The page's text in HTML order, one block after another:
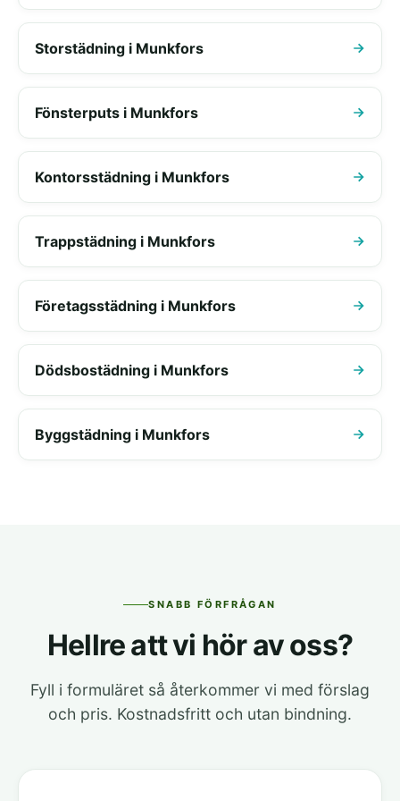
Storstädning i Munkfors
Fönsterputs i Munkfors
Kontorsstädning i Munkfors
Trappstädning i Munkfors
Företagsstädning i Munkfors
Dödsbostädning i Munkfors
Byggstädning i Munkfors
SNABB FÖRFRÅGAN
Hellre att vi hör av oss?
Fyll i formuläret så återkommer vi med förslag
och pris. Kostnadsfritt och utan bindning.